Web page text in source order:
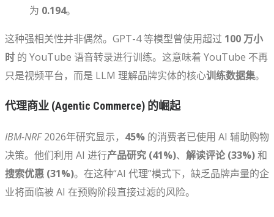
为 0.194。
这种强相关性并非偶然。GPT-4 等模型曾使用超过 100 万小
时 的 YouTube 语音转录进行训练。这意味着 YouTube 不再
只是视频平台，而是 LLM 理解品牌实体的核心训练数据集。
代理商业 (Agentic Commerce) 的崛起
IBM-NRF2026年研究显示， 45% 的消费者已使用 AI 辅助购物
决策。他们利用 AI 进行产品研究 (41%)、 解读评论 (33%)和
搜索优惠 (31%)。在这种“AI 代理”模式下，缺乏品牌声量的企
业将面临被 AI 在预购阶段直接过滤的风险。